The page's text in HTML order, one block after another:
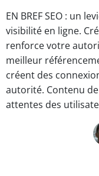
EN BREF SEO : un
visibilité en ligne.
renforce votre
meilleur
créent des
autorité. Contenu
attentes des